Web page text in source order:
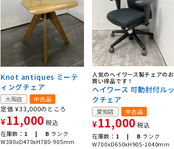
Knot antiques ミーテ
ィングチェア
大阪店 中古品
定価 ¥33,000のところ
¥11,000 税込
在庫数： 1 | B ランク
W380xD470xH780-905mm
人気のヘイワース製チェアのお
買い得品です！
ヘイワース 可動肘付ルッ
クチェア
愛知店 中古品
¥11,000 税込
在庫数： 1 | B ランク
W700xD650xH905-1040mm